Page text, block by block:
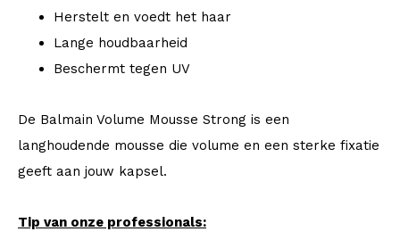
Herstelt en voedt het haar
Lange houdbaarheid
Beschermt tegen UV
De Balmain Volume Mousse Strong is een
langhoudende mousse die volume en een sterke fixatie
geeft aan jouw kapsel.
Tip van onze professionals: